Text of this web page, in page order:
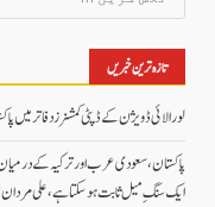
کریں
برائے:
تازہ ترین خبریں
لورالائی ڈویژن کے ڈپٹی کمشنرز دفاتر میں
پاکستان، سعودی عرب اور ترکیہ کے درمیان
ایک سنگِ میل ثابت ہو سکتا ہے، علی مردان